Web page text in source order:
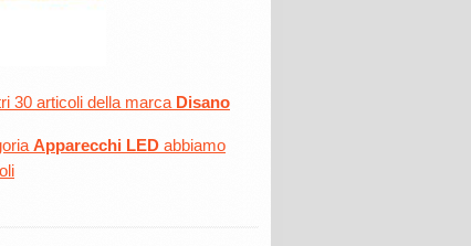
30 articoli della marca Disano
Apparecchi LED abbiamo